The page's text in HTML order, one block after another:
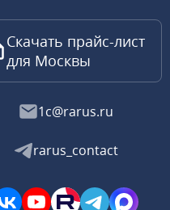
Скачать прайс-лист
для Москвы
1c@rarus.ru
rarus_contact